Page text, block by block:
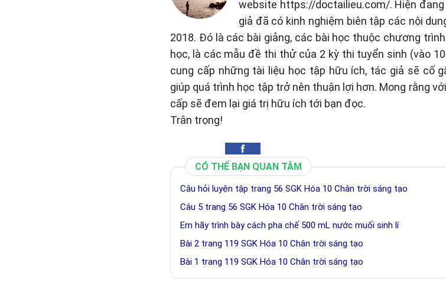
website https://doctailieu.com/. Hiện
giả đã có kinh nghiệm biên tập các nội
2018. Đó là các bài giảng, các bài học thuộc chương
học, là các mẫu đề thi thử của 2 kỳ thi tuyển sinh (vào
cung cấp những tài liệu học tập hữu ích, tác giả sẽ cố
giúp quá trình học tập trở nên thuận lợi hơn. Mong rằng
cấp sẽ đem lại giá trị hữu ích tới bạn đọc.
Trân trọng!
CÓ THỂ BẠN QUAN TÂM
Câu hỏi luyện tập trang 56 SGK Hóa 10 Chân trời sáng tạo
Câu 5 trang 56 SGK Hóa 10 Chân trời sáng tạo
Em hãy trình bày cách pha chế 500 mL nước muối sinh lí
Bài 2 trang 119 SGK Hóa 10 Chân trời sáng tạo
Bài 1 trang 119 SGK Hóa 10 Chân trời sáng tạo